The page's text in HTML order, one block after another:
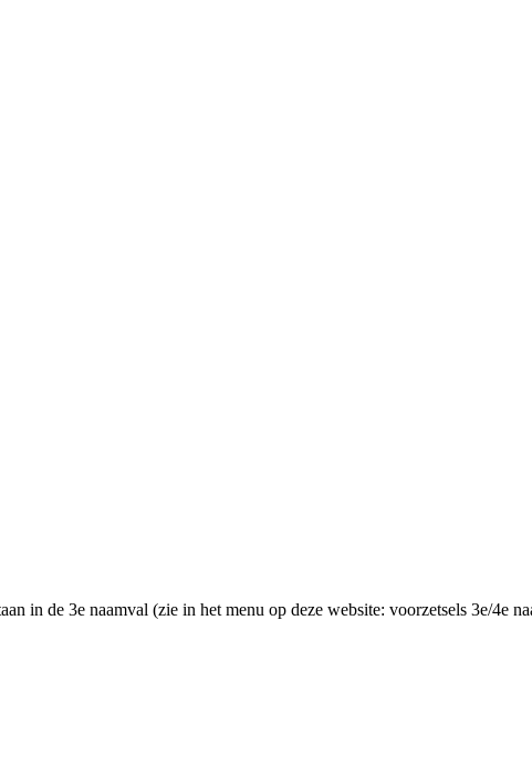
in de 3e naamval (zie in het menu op deze website: voorzetsels 3e/4e